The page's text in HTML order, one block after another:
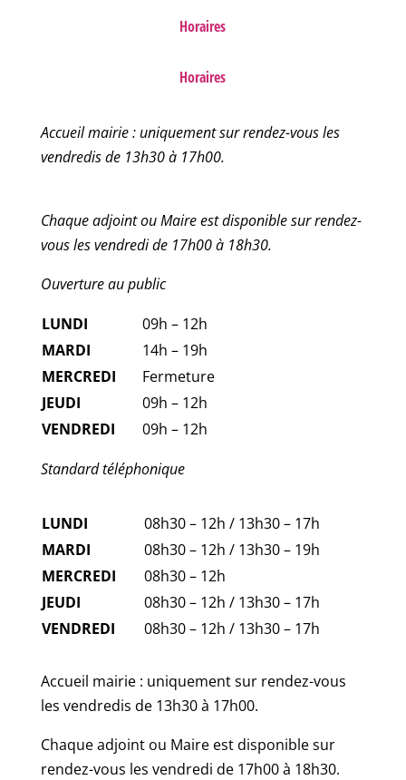
Horaires
Horaires
Accueil mairie : uniquement sur rendez-vous les
vendredis de 13h30 à 17h00.
Chaque adjoint ou Maire est disponible sur rendez-
vous les vendredi de 17h00 à 18h30.
Ouverture au public
LUNDI
09h – 12h
MARDI
14h – 19h
MERCREDI
Fermeture
JEUDI
09h – 12h
VENDREDI
09h – 12h
Standard téléphonique
LUNDI
08h30 – 12h / 13h30 – 17h
MARDI
08h30 – 12h / 13h30 – 19h
MERCREDI
08h30 – 12h
JEUDI
08h30 – 12h / 13h30 – 17h
VENDREDI
08h30 – 12h / 13h30 – 17h
Accueil mairie : uniquement sur rendez-vous
les vendredis de 13h30 à 17h00.
Chaque adjoint ou Maire est disponible sur
rendez-vous les vendredi de 17h00 à 18h30.